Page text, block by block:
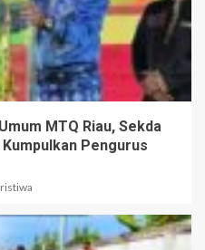
MTQ Riau, Sekda
Pengurus